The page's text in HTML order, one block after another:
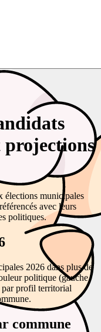
projections
élections municipales
avec leurs
politiques.
2026 dans plus de
politique (gauche,
par profil territorial
commune